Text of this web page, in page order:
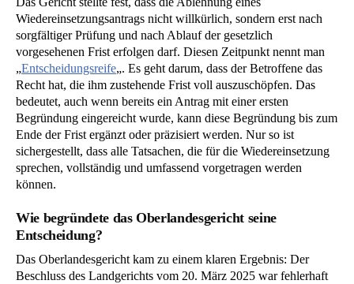
Wiedereinsetzungsantrags nicht willkürlich, sondern erst nach
sorgfältiger Prüfung und nach Ablauf der gesetzlich
vorgesehenen Frist erfolgen darf. Diesen Zeitpunkt nennt man
„Entscheidungsreife„. Es geht darum, dass der Betroffene das
Recht hat, die ihm zustehende Frist voll auszuschöpfen. Das
bedeutet, auch wenn bereits ein Antrag mit einer ersten
Begründung eingereicht wurde, kann diese Begründung bis zum
Ende der Frist ergänzt oder präzisiert werden. Nur so ist
sichergestellt, dass alle Tatsachen, die für die Wiedereinsetzung
sprechen, vollständig und umfassend vorgetragen werden
können.
Wie begründete das Oberlandesgericht seine
Entscheidung?
Das Oberlandesgericht kam zu einem klaren Ergebnis: Der
Beschluss des Landgerichts vom 20. März 2025 war fehlerhaft